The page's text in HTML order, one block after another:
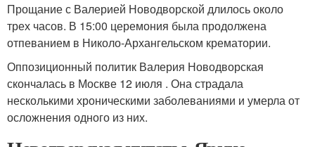
Прощание с Валерией Новодворской длилось около
трех часов. В 15:00 церемония была продолжена
отпеванием в Николо-Архангельском крематории.
Оппозиционный политик Валерия Новодворская
скончалась в Москве 12 июля . Она страдала
несколькими хроническими заболеваниями и умерла от
осложнения одного из них.